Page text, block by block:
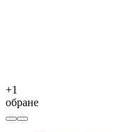
+1
обране